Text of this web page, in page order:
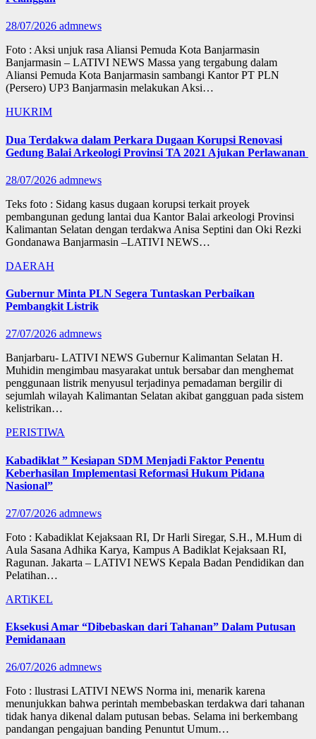
28/07/2026 admnews
Foto : Aksi unjuk rasa Aliansi Pemuda Kota Banjarmasin
Banjarmasin – LATIVI NEWS Massa yang tergabung dalam
Aliansi Pemuda Kota Banjarmasin sambangi Kantor PT PLN
(Persero) UP3 Banjarmasin melakukan Aksi…
HUKRIM
Dua Terdakwa dalam Perkara Dugaan Korupsi Renovasi
Gedung Balai Arkeologi Provinsi TA 2021 Ajukan Perlawanan
28/07/2026 admnews
Teks foto : Sidang kasus dugaan korupsi terkait proyek
pembangunan gedung lantai dua Kantor Balai arkeologi Provinsi
Kalimantan Selatan dengan terdakwa Anisa Septini dan Oki Rezki
Gondanawa Banjarmasin –LATIVI NEWS…
DAERAH
Gubernur Minta PLN Segera Tuntaskan Perbaikan
Pembangkit Listrik
27/07/2026 admnews
Banjarbaru- LATIVI NEWS Gubernur Kalimantan Selatan H.
Muhidin mengimbau masyarakat untuk bersabar dan menghemat
penggunaan listrik menyusul terjadinya pemadaman bergilir di
sejumlah wilayah Kalimantan Selatan akibat gangguan pada sistem
kelistrikan…
PERISTIWA
Kabadiklat ” Kesiapan SDM Menjadi Faktor Penentu
Keberhasilan Implementasi Reformasi Hukum Pidana
Nasional”
27/07/2026 admnews
Foto : Kabadiklat Kejaksaan RI, Dr Harli Siregar, S.H., M.Hum di
Aula Sasana Adhika Karya, Kampus A Badiklat Kejaksaan RI,
Ragunan. Jakarta – LATIVI NEWS Kepala Badan Pendidikan dan
Pelatihan…
ARTiKEL
Eksekusi Amar “Dibebaskan dari Tahanan” Dalam Putusan
Pemidanaan
26/07/2026 admnews
Foto : llustrasi LATIVI NEWS Norma ini, menarik karena
menunjukkan bahwa perintah membebaskan terdakwa dari tahanan
tidak hanya dikenal dalam putusan bebas. Selama ini berkembang
pandangan pengajuan banding Penuntut Umum…